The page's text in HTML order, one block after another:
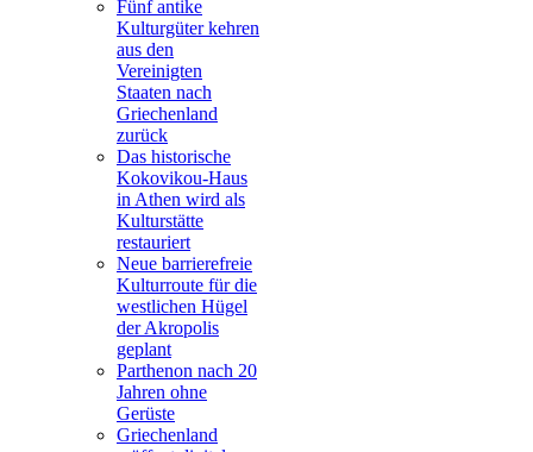
Fünf antike
Kulturgüter kehren
aus den
Vereinigten
Staaten nach
Griechenland
zurück
Das historische
Kokovikou-Haus
in Athen wird als
Kulturstätte
restauriert
Neue barrierefreie
Kulturroute für die
westlichen Hügel
der Akropolis
geplant
Parthenon nach 20
Jahren ohne
Gerüste
Griechenland